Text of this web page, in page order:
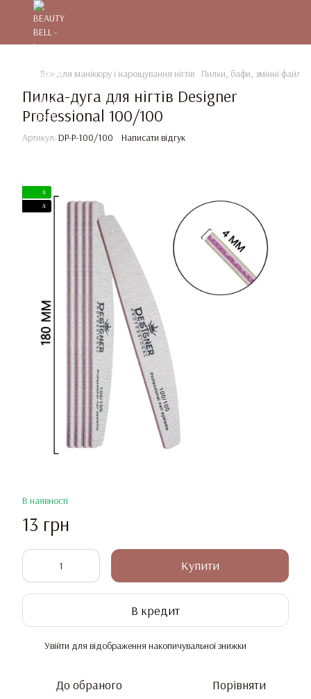
Все для манікюру і нарощування нігтів Пилки, бафи, змінні файли
Пилка-дуга для нігтів Designer
Professional 100/100
Артикул: DP-P-100/100 Написати відгук
4
4
В наявності
13 грн
Купити
В кредит
Увійти для відображення накопичувальної знижки
До обраного Порівняти